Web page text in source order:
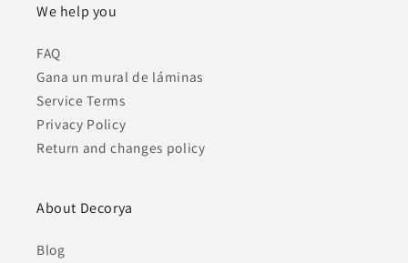
empaquetados.
Buena calidad
We help you
FAQ
Gana un mural de láminas
Service Terms
Privacy Policy
Return and changes policy
About Decorya
Blog